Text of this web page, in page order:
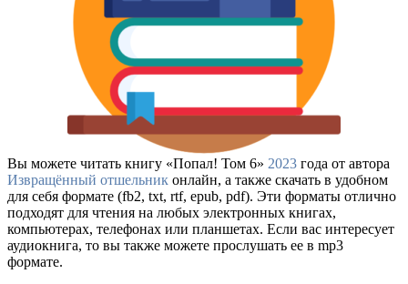
Вы можете читать книгу «Попал! Том 6» 2023 года от автора
Извращённый отшельник онлайн, а также скачать в удобном
для себя формате (fb2, txt, rtf, epub, pdf). Эти форматы отлично
подходят для чтения на любых электронных книгах,
компьютерах, телефонах или планшетах. Если вас интересует
аудиокнига, то вы также можете прослушать ее в mp3
формате.